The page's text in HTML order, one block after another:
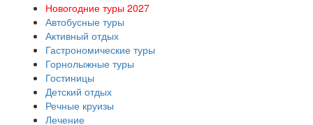
Новогодние туры 2027
Автобусные туры
Активный отдых
Гастрономические туры
Горнолыжные туры
Гостиницы
Детский отдых
Речные круизы
Лечение